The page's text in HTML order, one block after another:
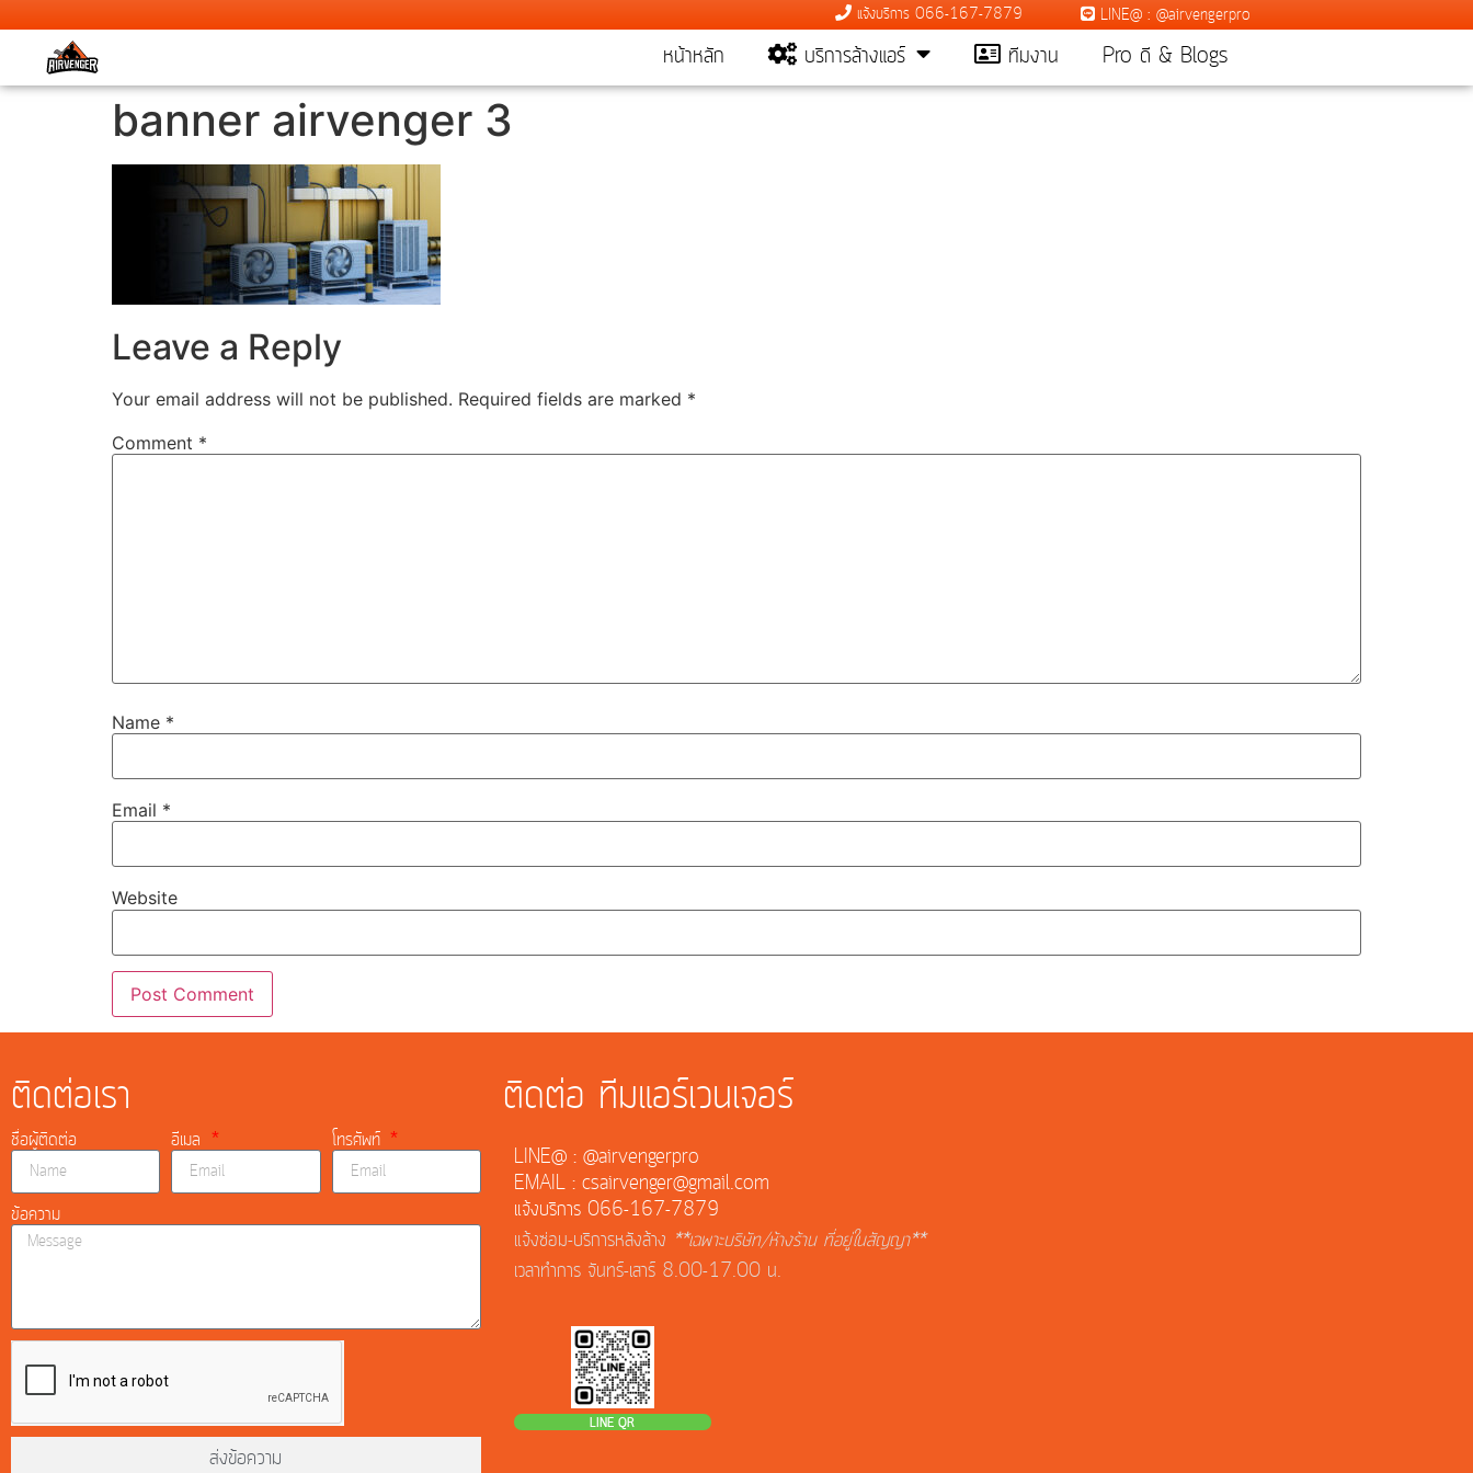
แจ้งบริการ 066-167-7879 LINE@ : @airvengerpro
หน้าหลัก บริการล้างแอร์ ทีมงาน Pro ดี & Blogs
banner airvenger 3
Leave a Reply
Your email address will not be published. Required fields are marked *
Comment *
Name *
Email *
Website
ติดต่อเรา
ชื่อผู้ติดต่อ อีเมล โทรศัพท์
ข้อความ
ส่งข้อความ
ติดต่อ ทีมแอร์เวนเจอร์
LINE@ : @airvengerpro
EMAIL : csairvenger@gmail.com
แจ้งบริการ 066-167-7879
แจ้งซ่อม-บริการหลังล้าง **เฉพาะบริษัท/ห้างร้าน ที่อยู่ในสัญญา**
เวลาทำการ จันทร์-เสาร์ 8.00-17.00 น.
LINE QR